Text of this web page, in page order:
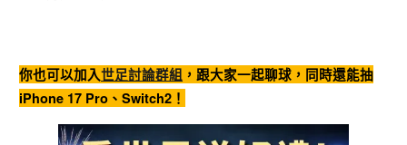
你也可以加入世足討論群組 ，跟大家一起聊球，同時還能抽
iPhone 17 Pro、Switch2！